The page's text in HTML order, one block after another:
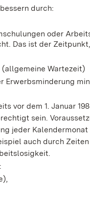
durch:
oder
Das ist der
Wartezeit)
Erwerbsminderung
vor dem 1. Januar
sein.
jeder
auch durch